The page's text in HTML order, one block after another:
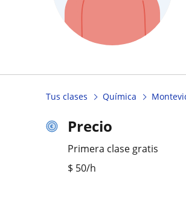
Tus clases Química
Precio
Primera clase gratis
$ 50/h